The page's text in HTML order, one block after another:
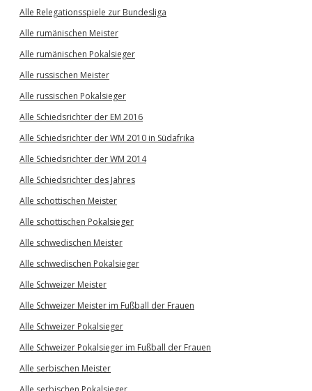
Alle Relegationsspiele zur Bundesliga
Alle rumänischen Meister
Alle rumänischen Pokalsieger
Alle russischen Meister
Alle russischen Pokalsieger
Alle Schiedsrichter der EM 2016
Alle Schiedsrichter der WM 2010 in Südafrika
Alle Schiedsrichter der WM 2014
Alle Schiedsrichter des Jahres
Alle schottischen Meister
Alle schottischen Pokalsieger
Alle schwedischen Meister
Alle schwedischen Pokalsieger
Alle Schweizer Meister
Alle Schweizer Meister im Fußball der Frauen
Alle Schweizer Pokalsieger
Alle Schweizer Pokalsieger im Fußball der Frauen
Alle serbischen Meister